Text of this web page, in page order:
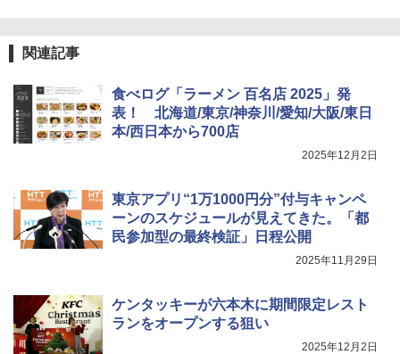
関連記事
食べログ「ラーメン 百名店 2025」発
表！ 北海道/東京/神奈川/愛知/大阪/東日
本/西日本から700店
2025年12月2日
東京アプリ“1万1000円分”付与キャンペ
ーンのスケジュールが見えてきた。「都
民参加型の最終検証」日程公開
2025年11月29日
ケンタッキーが六本木に期間限定レスト
ランをオープンする狙い
2025年12月2日